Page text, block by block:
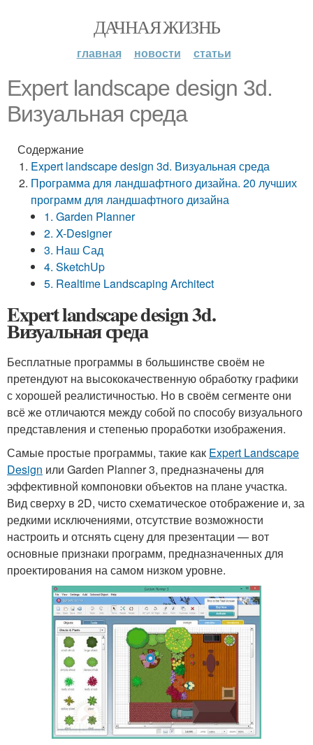
ДАЧНАЯ ЖИЗНЬ
главная новости статьи
Expert landscape design 3d.
Визуальная среда
Содержание
Expert landscape design 3d. Визуальная среда
Программа для ландшафтного дизайна. 20 лучших
программ для ландшафтного дизайна
1. Garden Planner
2. X-Designer
3. Наш Сад
4. SketchUp
5. Realtime Landscaping Architect
Expert landscape design 3d.
Визуальная среда
Бесплатные программы в большинстве своём не
претендуют на высококачественную обработку графики
с хорошей реалистичностью. Но в своём сегменте они
всё же отличаются между собой по способу визуального
представления и степенью проработки изображения.
Самые простые программы, такие как Expert Landscape
Design или Garden Planner 3, предназначены для
эффективной компоновки объектов на плане участка.
Вид сверху в 2D, чисто схематическое отображение и, за
редкими исключениями, отсутствие возможности
настроить и отснять сцену для презентации — вот
основные признаки программ, предназначенных для
проектирования на самом низком уровне.